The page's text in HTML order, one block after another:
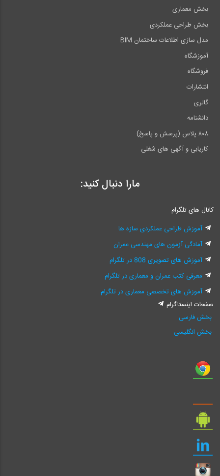
بخش معماری
بخش طراحی عملکردی
مدل سازی اطلاعات ساختمان BIM
آموزشگاه
فروشگاه
انتشارات
گالری
دانشنامه
۸۰۸ پلاس (پرسش و پاسخ)
کاریابی و آگهی های شغلی
مارا دنبال کنید:
کانال های تلگرام
آموزش طراحی عملکردی سازه ها
آمادگی آزمون های مهندسی عمران
آموزش های تصویری 808 در تلگرام
معرفی کتب عمران و معماری در تلگرام
آموزش های تخصصی معماری در تلگرام
صفحات اینستاگرام
بخش فارسی
بخش انگلیسی